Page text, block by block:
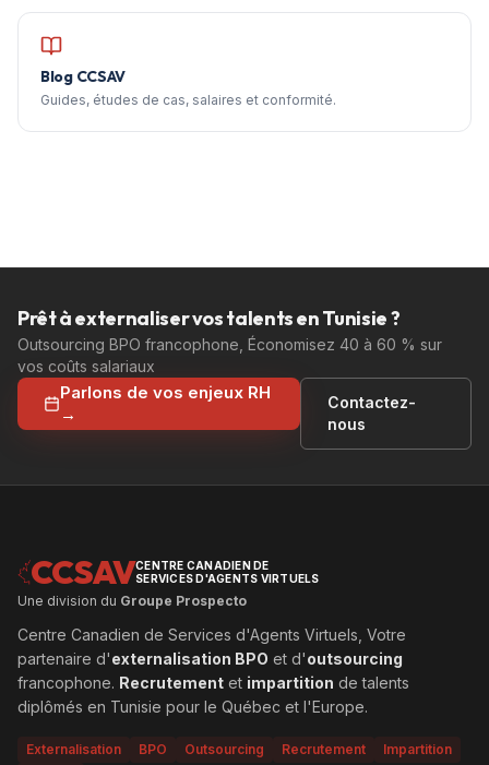
Blog CCSAV
Guides, études de cas, salaires et conformité.
Prêt à externaliser vos talents en Tunisie ?
Outsourcing BPO francophone, Économisez 40 à 60 % sur
vos coûts salariaux
Parlons de vos enjeux RH
→
Contactez-
nous
CCSAVCENTRE CANADIEN DE
SERVICES D'AGENTS VIRTUELS
Une division du Groupe Prospecto
Centre Canadien de Services d'Agents Virtuels, Votre
partenaire d'externalisation BPO et d'outsourcing
francophone. Recrutement et impartition de talents
diplômés en Tunisie pour le Québec et l'Europe.
Externalisation BPO Outsourcing Recrutement
Impartition